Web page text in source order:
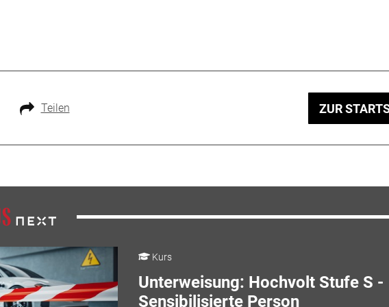
Teilen ZUR
Kurs
Unterweisung: Hochvolt Stufe S -
Sensibilisierte Person